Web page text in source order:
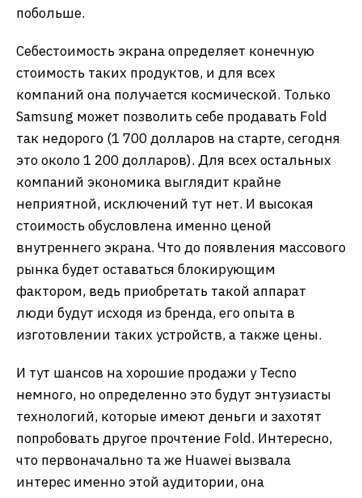
побольше.
Себестоимость экрана определяет конечную
стоимость таких продуктов, и для всех
компаний она получается космической. Только
Samsung может позволить себе продавать Fold
так недорого (1 700 долларов на старте, сегодня
это около 1 200 долларов). Для всех остальных
компаний экономика выглядит крайне
неприятной, исключений тут нет. И высокая
стоимость обусловлена именно ценой
внутреннего экрана. Что до появления массового
рынка будет оставаться блокирующим
фактором, ведь приобретать такой аппарат
люди будут исходя из бренда, его опыта в
изготовлении таких устройств, а также цены.
И тут шансов на хорошие продажи у Tecno
немного, но определенно это будут энтузиасты
технологий, которые имеют деньги и захотят
попробовать другое прочтение Fold. Интересно,
что первоначально та же Huawei вызвала
интерес именно этой аудитории, она